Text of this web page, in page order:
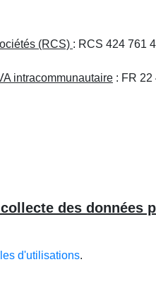
(RCS) : RCS 424 761
intracommunautaire : FR 22
des données
d'utilisations.